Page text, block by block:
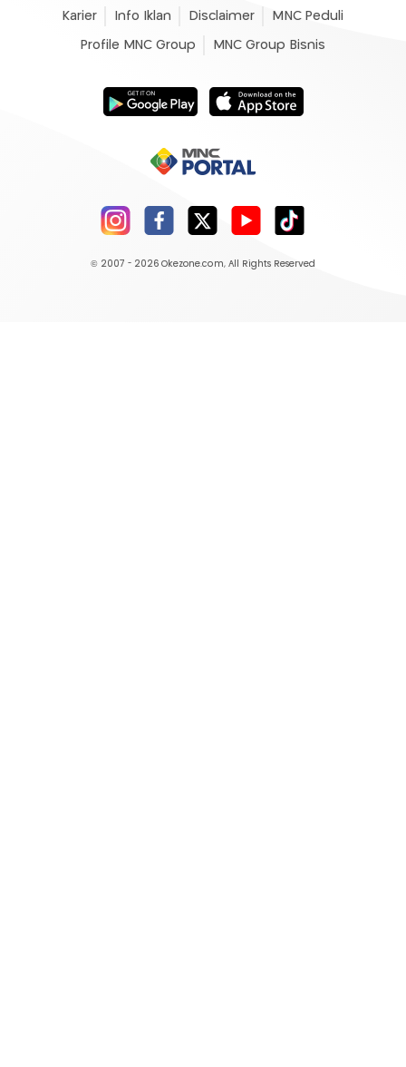
Karier Info Iklan Disclaimer MNC Peduli
Profile MNC Group MNC Group Bisnis
© 2007 - 2026 Okezone.com, All Rights Reserved